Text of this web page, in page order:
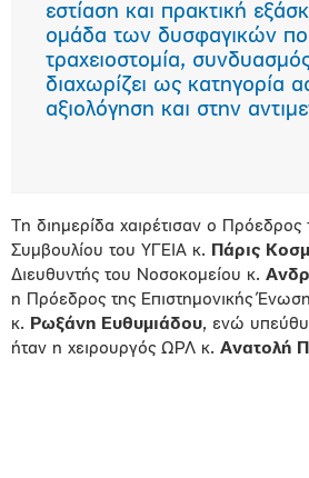
εστίαση και πρακτική
ομάδα των δυσφαγικών
τραχειοστομία,
διαχωρίζει ως κατηγορία
αξιολόγηση και στην
Τη διημερίδα χαιρέτισαν ο Πρόεδρος
Συμβουλίου του ΥΓΕΙΑ κ. Πάρις
Διευθυντής του Νοσοκομείου κ.
η Πρόεδρος της Επιστημονικής
κ. Ρωξάνη Ευθυμιάδου, ενώ
ήταν η χειρουργός ΩΡΛ κ. Ανατολή